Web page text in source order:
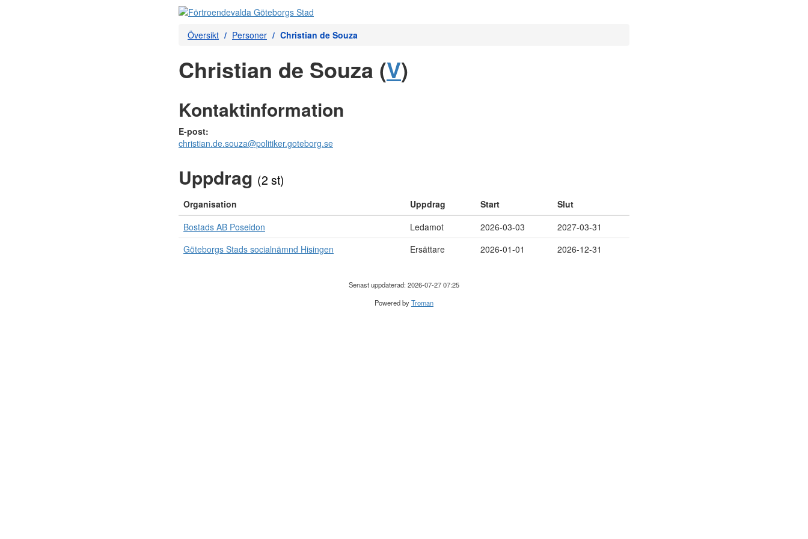
Översikt Personer Christian de Souza
Christian de Souza (V)
Kontaktinformation
E-post:
christian.de.souza@politiker.goteborg.se
Uppdrag (2 st)
Organisation Uppdrag Start
Slut
Bostads AB Poseidon
Ledamot 2026-03-03
2027-03-31
Göteborgs Stads socialnämnd Hisingen
Ersättare 2026-01-01 2026-12-31
Senast uppdaterad: 2026-07-27 07:25
Powered byTroman